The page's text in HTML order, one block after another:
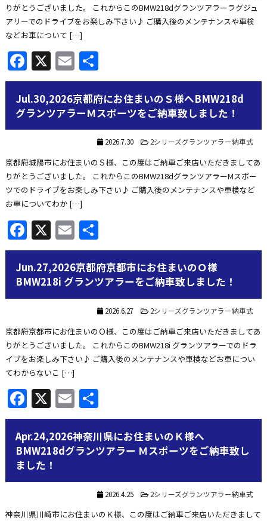
りがとうございました。 これからこのBMW218dグランツアラーラグジュ
アリーでのドライブをお楽しみ下さい♪ ご購入後のメンテナンスや車検
などお車について […]
Facebook
X Email
共
有
Jul.30,2026京都府にお住まいのＳ様へBMW218d
グランツアラーＭスポーツをご納車致しました！
2026.7.30 2シリーズグランツアラー納車式
京都府城陽市にお住まいのＳ様、この度はご納車ご来店いただきましてあ
りがとうございました。 これからこのBMW218dグランツアラーMスポー
ツでのドライブをお楽しみ下さい♪ ご購入後のメンテナンスや車検など
お車についてわか […]
Facebook
X Email
共
有
Jun.27,2026京都府京都市にお住まいのＯ様
BMW218i グランツアラーをご納車致しました！
2026.6.27 2シリーズグランツアラー納車式
京都府京都市にお住まいのＯ様、この度はご納車ご来店いただきましてあ
りがとうございました。 これからこのBMW218i グランツアラーでのドラ
イブをお楽しみ下さい♪ ご購入後のメンテナンスや車検などお車につい
てわからないこ […]
Facebook
X Email
共
有
Apr.24,2026神奈川県にお住まいのＫ様へ
BMW218dグランツアラー Ｍスポーツをご納車致し
ました！
2026.4.25 2シリーズグランツアラー納車式
神奈川県川崎市にお住まいのＫ様、この度はご納車ご来店いただきまして